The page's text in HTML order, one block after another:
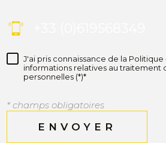
J'ai pris connaissance de la
informations relatives au traitement
personnelles (*)*
* champs obligatoires
ENVOYER